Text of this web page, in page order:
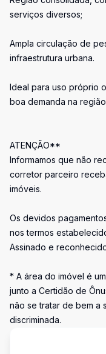
serviços diversos;
Ampla circulação de
infraestrutura urbana.
Ideal para uso próprio
boa demanda na
ATENÇÃO**
Informamos que não
corretor parceiro
imóveis.
Os devidos
nos termos
Assinado e
* A área do imóvel é
junto a Certidão de
não se tratar de bem a
discriminada.